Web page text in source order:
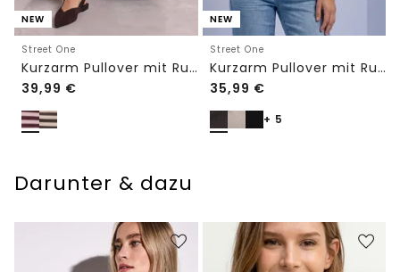
NEW
Street One
Kurzarm Pullover mit Rundhals und Streifen
39,99 €
NEW
Street One
Kurzarm Pullover mit Rundhals in Unifarbe
35,99 €
+ 5
Darunter & dazu